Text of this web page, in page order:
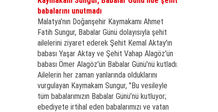
babalarını unutmadı
Malatya'nın Doğanşehir Kaymakamı Ahmet
Fatih Sungur, Babalar Günü dolayısıyla şehit
ailelerini ziyaret ederek Şehit Kemal Aktay'ın
babası Yaşar Aktay ve Şehit Vahap Alagöz'ün
babası Ömer Alagöz'ün Babalar Günü'nü kutladı.
Ailelerin her zaman yanlarında olduklarını
vurgulayan Kaymakam Sungur, "Bu vesileyle
tüm babalarımızın Babalar Günü’nü kutluyor;
ebediyete irtihal eden babalarımızı ve vatan